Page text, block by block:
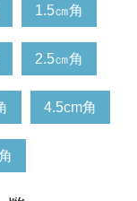
1.5㎝角
2.5㎝角
4.5cm角